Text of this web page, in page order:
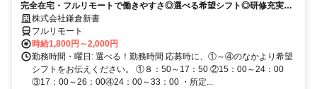
完全在宅・フルリモートで働きやすさ◎選べる希望シフト◎研修充実だ
から未経験でも安心！平日休みありの完全週休2日制で充実のワークラ
イフバランス！
株式会社鎌倉新書
フルリモート
時給1,800円～2,000円
勤務時間・曜日: 選べる！勤務時間 応募時に、①～④のなかより希望
シフトをお伝えください。 ①８：50～17：50 ②15：00～24：00
③17：00～26：00④24：00～33：00 ・所定...